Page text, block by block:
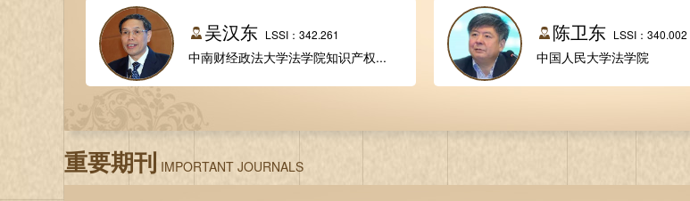
吴汉东 LSSI：342.261
中南财经政法大学法学院知识产权...
陈卫东 LSSI：340.002
中国人民大学法学院
重要期刊 IMPORTANT JOURNALS